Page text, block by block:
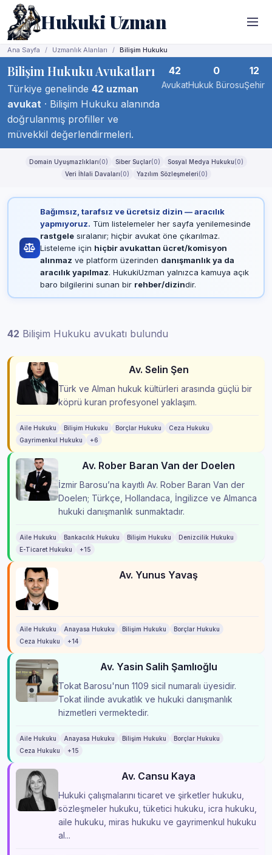
Hukuki Uzman
Ana Sayfa Uzmanlık Alanları Bilişim Hukuku
Bilişim Hukuku Avukatları
Türkiye genelinde 42 uzman
avukat · Bilişim Hukuku alanında
doğrulanmış profiller ve
müvekkil değerlendirmeleri.
42
Avukat
0
Hukuk Bürosu
12
Şehir
Domain Uyuşmazlıkları(0) Siber Suçlar(0) Sosyal Medya Hukuku(0)
Veri İhlali Davaları(0) Yazılım Sözleşmeleri(0)
Bağımsız, tarafsız ve ücretsiz dizin — aracılık
yapmıyoruz. Tüm listelemeler her sayfa yenilemesinde
rastgelesıralanır; hiçbir avukat öne çıkarılmaz.
Listeleme için hiçbir avukattan ücret/komisyon
alınmaz ve platform üzerinden danışmanlık ya da
aracılık yapılmaz. HukukiUzman yalnızca kamuya açık
baro bilgilerini sunan bir rehber/dizindir.
42 Bilişim Hukuku avukatı bulundu
Av. Selin Şen
Türk ve Alman hukuk kültürleri arasında güçlü bir
köprü kuran profesyonel yaklaşım.
Aile Hukuku Bilişim Hukuku Borçlar Hukuku
Ceza Hukuku
Gayrimenkul Hukuku
+6
Av. Rober Baran Van der Doelen
İzmir Barosu’na kayıtlı Av. Rober Baran Van der
Doelen; Türkçe, Hollandaca, İngilizce ve Almanca
hukuki danışmanlık sunmaktadır.
Aile Hukuku Bankacılık Hukuku Bilişim Hukuku
Denizcilik Hukuku
E-Ticaret Hukuku
+15
Av. Yunus Yavaş
Aile Hukuku Anayasa Hukuku Bilişim Hukuku
Borçlar Hukuku
Ceza Hukuku
+14
Av. Yasin Salih Şamlıoğlu
Tokat Barosu'nun 1109 sicil numaralı üyesidir.
Tokat ilinde avukatlık ve hukuki danışmanlık
hizmetleri vermektedir.
Aile Hukuku Anayasa Hukuku Bilişim Hukuku
Borçlar Hukuku
Ceza Hukuku
+15
Av. Cansu Kaya
Hukuki çalışmalarını ticaret ve şirketler hukuku,
sözleşmeler hukuku, tüketici hukuku, icra hukuku,
aile hukuku, miras hukuku ve gayrimenkul hukuku
al...